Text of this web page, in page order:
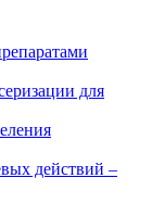
для
действий –